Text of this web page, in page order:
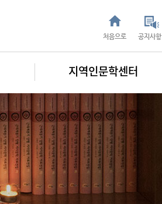
공지사항
처음으로
지역인문학센터